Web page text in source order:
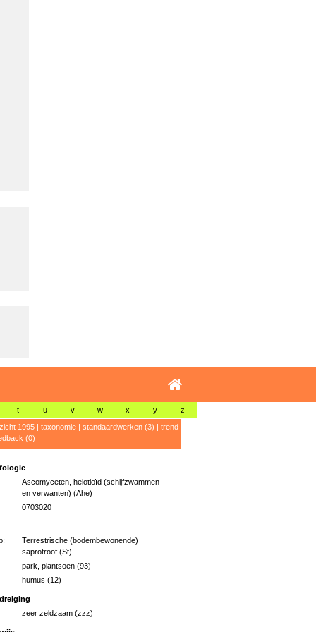
t u v w x y z
1995| taxonomie| standaardwerken (3) | trend
(0)
Ascomyceten, helotioïd (schijfzwammen
en verwanten) (Ahe)
0703020
Terrestrische (bodembewonende)
saprotroof (St)
park, plantsoen (93)
humus (12)
zeer zeldzaam (zzz)